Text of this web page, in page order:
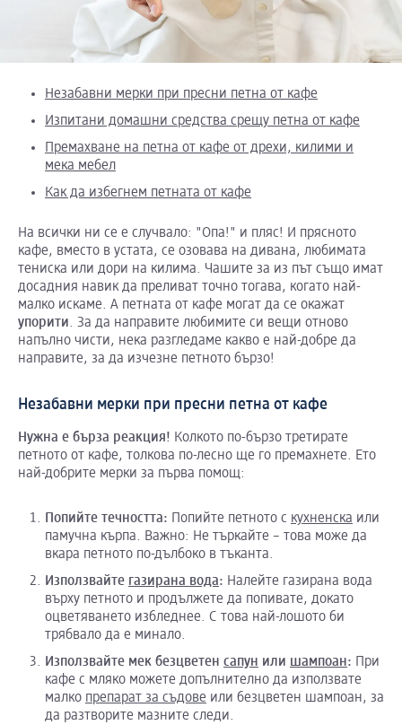
Незабавни мерки при пресни петна от кафе
Изпитани домашни средства срещу петна от кафе
Премахване на петна от кафе от дрехи, килими и
мека мебел
Как да избегнем петната от кафе
На всички ни се е случвало: "Опа!" и пляс! И прясното
кафе, вместо в устата, се озовава на дивана, любимата
тениска или дори на килима. Чашите за из път също имат
досадния навик да преливат точно тогава, когато най-
малко искаме. А петната от кафе могат да се окажат
упорити. За да направите любимите си вещи отново
напълно чисти, нека разгледаме какво е най-добре да
направите, за да изчезне петното бързо!
Незабавни мерки при пресни петна от кафе
Нужна е бърза реакция! Колкото по-бързо третирате
петното от кафе, толкова по-лесно ще го премахнете. Ето
най-добрите мерки за първа помощ:
Попийте течността: Попийте петното с кухненска или
памучна кърпа. Важно: Не търкайте – това може да
вкара петното по-дълбоко в тъканта.
Използвайте газирана вода: Налейте газирана вода
върху петното и продължете да попивате, докато
оцветяването избледнее. С това най-лошото би
трябвало да е минало.
Използвайте мек безцветен сапун или шампоан: При
кафе с мляко можете допълнително да използвате
малко препарат за съдове или безцветен шампоан, за
да разтворите мазните следи.